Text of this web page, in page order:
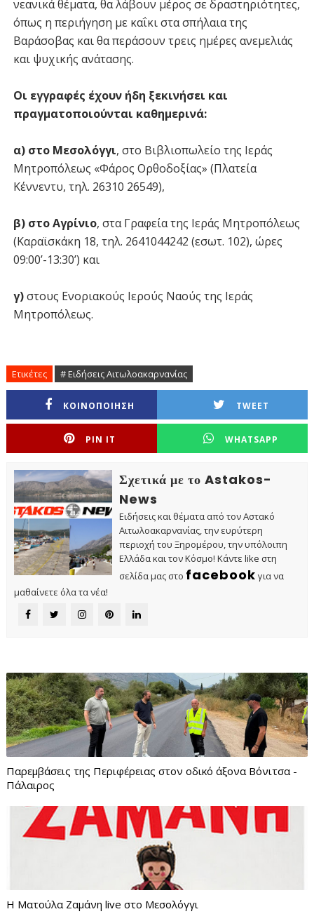
νεανικά θέματα, θα λάβουν μέρος σε δραστηριότητες,
όπως η περιήγηση με καΐκι στα σπήλαια της
Βαράσοβας και θα περάσουν τρεις ημέρες ανεμελιάς
και ψυχικής ανάτασης.
Οι εγγραφές έχουν ήδη ξεκινήσει και
πραγματοποιούνται καθημερινά:
α) στο Μεσολόγγι, στο Βιβλιοπωλείο της Ιεράς
Μητροπόλεως «Φάρος Ορθοδοξίας» (Πλατεία
Κέννεντυ, τηλ. 26310 26549),
β) στο Αγρίνιο, στα Γραφεία της Ιεράς Μητροπόλεως
(Καραϊσκάκη 18, τηλ. 2641044242 (εσωτ. 102), ώρες
09:00’-13:30’) και
γ)στους Ενοριακούς Ιερούς Ναούς της Ιεράς
Μητροπόλεως.
Ετικέτες # Ειδήσεις Αιτωλοακαρνανίας
ΚΟΙΝΟΠΟΙΗΣΗ TWEET
PIN IT WHATSAPP
Σχετικά με το Astakos-
News
Ειδήσεις και θέματα από τον Αστακό
Αιτωλοακαρνανίας, την ευρύτερη
περιοχή του Ξηρομέρου, την υπόλοιπη
Ελλάδα και τον Κόσμο! Κάντε like στη
σελίδα μας στο facebook για να
μαθαίνετε όλα τα νέα!
Παρεμβάσεις της Περιφέρειας στον οδικό άξονα Βόνιτσα -
Πάλαιρος
Η Ματούλα Ζαμάνη live στο Μεσολόγγι